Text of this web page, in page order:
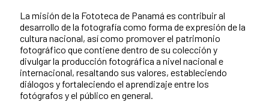
La misión de la Fototeca de Panamá es contribuir al
desarrollo de la fotografía como forma de expresión de la
cultura nacional, así como promover el patrimonio
fotográfico que contiene dentro de su colección y
divulgar la producción fotográfica a nivel nacional e
internacional, resaltando sus valores, estableciendo
diálogos y fortaleciendo el aprendizaje entre los
fotógrafos y el público en general.